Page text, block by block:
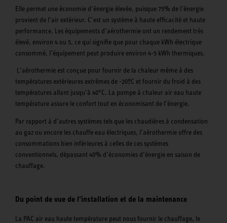
Elle permet une économie d’énergie élevée, puisque 75% de l’énergie
provient de l’air extérieur. C’est un système à haute efficacité et haute
performance. Les équipements d’aérothermie ont un rendement très
élevé, environ 4 ou 5, ce qui signifie que pour chaque kWh électrique
consommé, l’équipement peut produire environ 4-5 kWh thermiques.
L’aérothermie est conçue pour fournir de la chaleur même à des
températures extérieures extrêmes de -20ºC et fournir du froid à des
températures allant jusqu’à 40°C. La pompe à chaleur air eau haute
température assure le confort tout en économisant de l’énergie.
Par rapport à d’autres systèmes tels que les chaudières à condensation
au gaz ou encore les chauffe eau électriques, l’aérothermie offre des
consommations bien inférieures à celles de ces systèmes
conventionnels, dépassant 40% d’économies d’énergie en saison de
chauffage.
Du point de vue de l’installation et de la maintenance
La PAC air eau haute température peut nous fournir le chauffage, le